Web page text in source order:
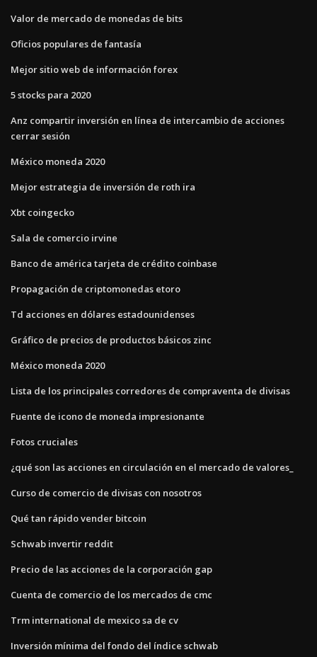
Valor de mercado de monedas de bits
Oficios populares de fantasía
Mejor sitio web de información forex
5 stocks para 2020
Anz compartir inversión en línea de intercambio de acciones
cerrar sesión
México moneda 2020
Mejor estrategia de inversión de roth ira
Xbt coingecko
Sala de comercio irvine
Banco de américa tarjeta de crédito coinbase
Propagación de criptomonedas etoro
Td acciones en dólares estadounidenses
Gráfico de precios de productos básicos zinc
México moneda 2020
Lista de los principales corredores de compraventa de divisas
Fuente de icono de moneda impresionante
Fotos cruciales
¿qué son las acciones en circulación en el mercado de valores_
Curso de comercio de divisas con nosotros
Qué tan rápido vender bitcoin
Schwab invertir reddit
Precio de las acciones de la corporación gap
Cuenta de comercio de los mercados de cmc
Trm international de mexico sa de cv
Inversión mínima del fondo del índice schwab